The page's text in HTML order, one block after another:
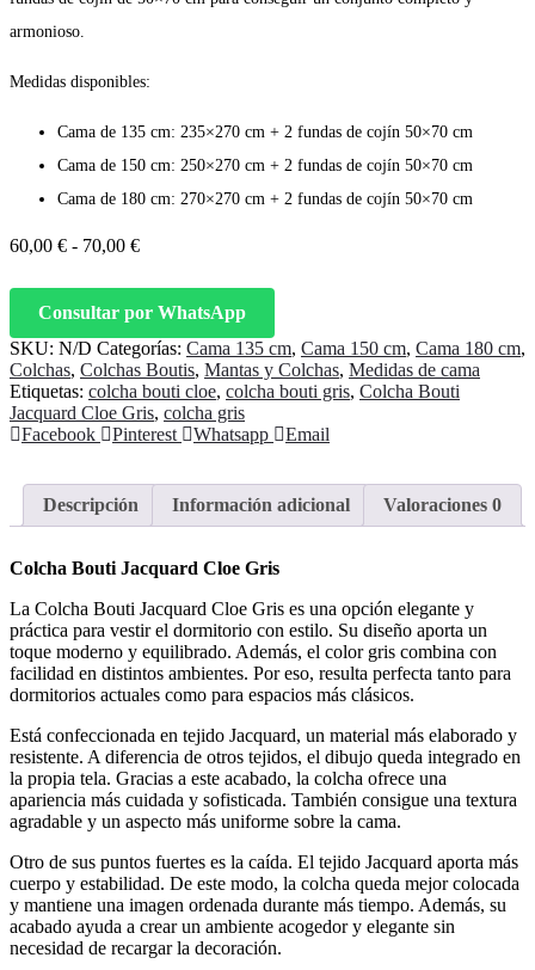
armonioso.
Medidas disponibles:
Cama de 135 cm: 235×270 cm + 2 fundas de cojín 50×70 cm
Cama de 150 cm: 250×270 cm + 2 fundas de cojín 50×70 cm
Cama de 180 cm: 270×270 cm + 2 fundas de cojín 50×70 cm
60,00 € - 70,00 €Rango
precios:
desde
hasta
70,00 €
Consultar por WhatsApp
SKU: N/D Categorías: Cama 135 cm, Cama 150 cm, Cama 180 cm,
Colchas, Colchas Boutis, Mantas y Colchas, Medidas de cama
Etiquetas: colcha bouti cloe, colcha bouti gris, Colcha Bouti
Jacquard Cloe Gris, colcha gris
Share
Facebook Pinterest Whatsapp Email
Descripción Información adicional Valoraciones 0
Colcha Bouti Jacquard Cloe Gris
La Colcha Bouti Jacquard Cloe Gris es una opción elegante y
práctica para vestir el dormitorio con estilo. Su diseño aporta un
toque moderno y equilibrado. Además, el color gris combina con
facilidad en distintos ambientes. Por eso, resulta perfecta tanto para
dormitorios actuales como para espacios más clásicos.
Está confeccionada en tejido Jacquard, un material más elaborado y
resistente. A diferencia de otros tejidos, el dibujo queda integrado en
la propia tela. Gracias a este acabado, la colcha ofrece una
apariencia más cuidada y sofisticada. También consigue una textura
agradable y un aspecto más uniforme sobre la cama.
Otro de sus puntos fuertes es la caída. El tejido Jacquard aporta más
cuerpo y estabilidad. De este modo, la colcha queda mejor colocada
y mantiene una imagen ordenada durante más tiempo. Además, su
acabado ayuda a crear un ambiente acogedor y elegante sin
necesidad de recargar la decoración.